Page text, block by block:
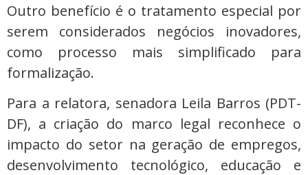
Outro benefício é o tratamento especial por
serem considerados negócios inovadores,
como processo mais simplificado para
formalização.
Para a relatora, senadora Leila Barros (PDT-
DF), a criação do marco legal reconhece o
impacto do setor na geração de empregos,
desenvolvimento tecnológico, educação e